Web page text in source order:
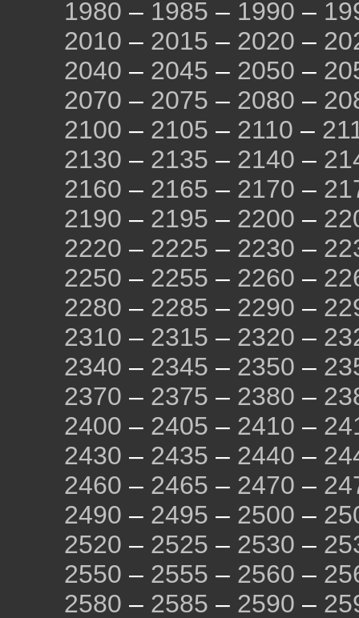
1980 – 1985 – 1990 –
2010 – 2015 – 2020 –
2040 – 2045 – 2050 –
2070 – 2075 – 2080 –
2100 – 2105 – 2110 –
2130 – 2135 – 2140 –
2160 – 2165 – 2170 –
2190 – 2195 – 2200 –
2220 – 2225 – 2230 –
2250 – 2255 – 2260 –
2280 – 2285 – 2290 –
2310 – 2315 – 2320 –
2340 – 2345 – 2350 –
2370 – 2375 – 2380 –
2400 – 2405 – 2410 –
2430 – 2435 – 2440 –
2460 – 2465 – 2470 –
2490 – 2495 – 2500 –
2520 – 2525 – 2530 –
2550 – 2555 – 2560 –
2580 – 2585 – 2590 –